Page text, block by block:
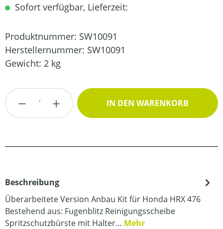
Sofort verfügbar, Lieferzeit:
Produktnummer: SW10091
Herstellernummer: SW10091
Gewicht: 2 kg
Produkt Anzahl: Gib den gewünschten
IN DEN WARENKORB
Beschreibung
Überarbeitete Version Anbau Kit für Honda HRX 476
Bestehend aus: Fugenblitz Reinigungsscheibe
Spritzschutzbürste mit Halter… Mehr